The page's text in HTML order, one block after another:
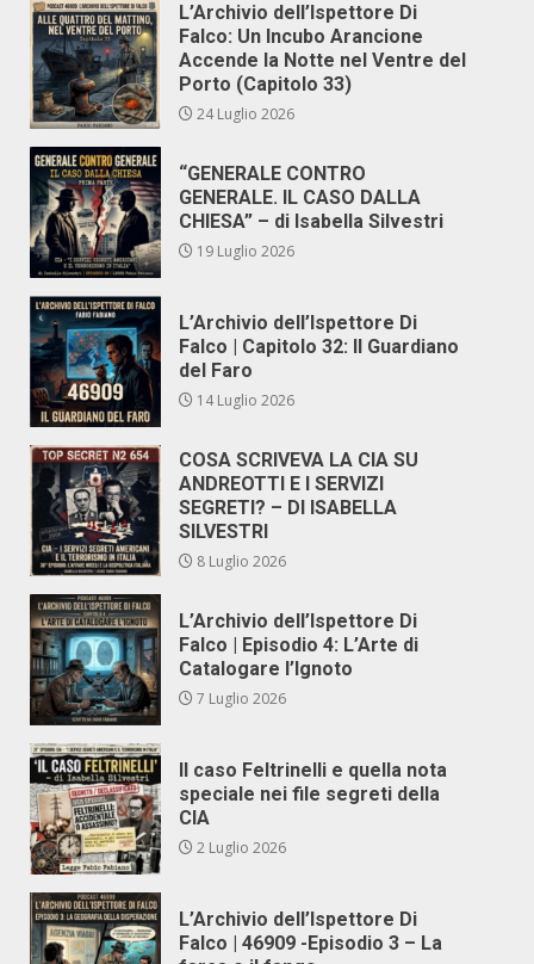
L’Archivio dell’Ispettore Di
Falco: Un Incubo Arancione
Accende la Notte nel Ventre del
Porto (Capitolo 33)
24 Luglio 2026
“GENERALE CONTRO
GENERALE. IL CASO DALLA
CHIESA” – di Isabella Silvestri
19 Luglio 2026
L’Archivio dell’Ispettore Di
Falco | Capitolo 32: Il Guardiano
del Faro
14 Luglio 2026
COSA SCRIVEVA LA CIA SU
ANDREOTTI E I SERVIZI
SEGRETI? – DI ISABELLA
SILVESTRI
8 Luglio 2026
L’Archivio dell’Ispettore Di
Falco | Episodio 4: L’Arte di
Catalogare l’Ignoto
7 Luglio 2026
Il caso Feltrinelli e quella nota
speciale nei file segreti della
CIA
2 Luglio 2026
L’Archivio dell’Ispettore Di
Falco | 46909 -Episodio 3 – La